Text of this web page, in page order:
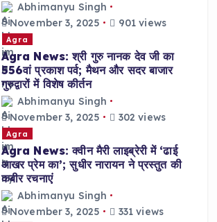
Abhimanyu Singh
November 3, 2025
901 views
Agra
Agra News: श्री गुरु नानक देव जी का
556वां प्रकाश पर्व; मैथन और सदर बाजार
गुरुद्वारों में विशेष कीर्तन
Abhimanyu Singh
November 3, 2025
302 views
Agra
Agra News: क्वीन मैरी लाइब्रेरी में ‘ढाई
आखर प्रेम का’; सुधीर नारायन ने प्रस्तुत की
कबीर रचनाएं
Abhimanyu Singh
November 3, 2025
331 views